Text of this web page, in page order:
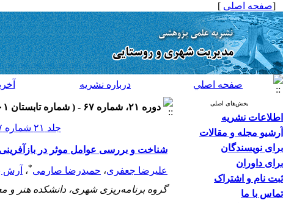
[صفحه اصلی ]
صفحه اصلي درباره نشريه
بخش‌های اصلی
اطلاعات نشریه
آرشیو مجله و مقالات
برای نویسندگان
برای داوران
ثبت نام و اشتراک
تماس با ما
دوره ۲۱، شماره ۶۷ - ( شماره تابستان ۱۴۰۱ ۱۴۰۱ )
جلد ۲۱ شماره ۶۷ صفحات ۷۶-۵۷
شناخت و بررسی عوامل موثر در
علیرضا جعفری، حمیدرضا صارمی*، آرش
گروه برنامه‌ریزی شهری، دانشکده هنر و